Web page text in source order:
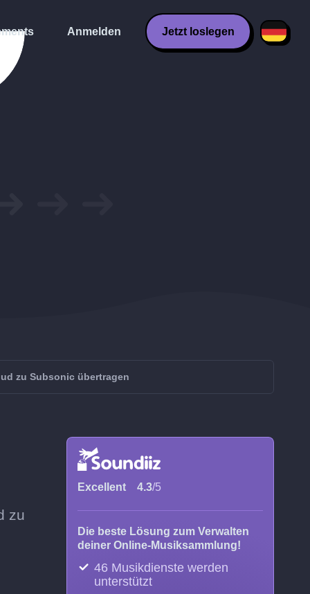
Anmelden Jetzt loslegen
zu Subsonic übertragen
zu
Excellent 4.3/5
Die beste Lösung zum Verwalten
deiner Online-Musiksammlung!
46 Musikdienste werden
unterstützt